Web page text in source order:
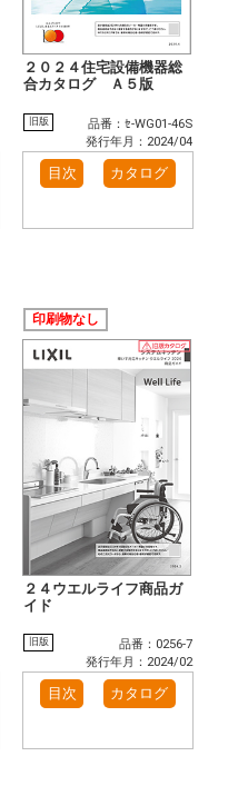
２０２４住宅設備機器総
合カタログ Ａ５版
旧版
品番：ｾ-WG01-46S
発行年月：2024/04
目次 カタログ
印刷物なし
２４ウエルライフ商品ガ
イド
旧版
品番：0256-7
発行年月：2024/02
目次 カタログ